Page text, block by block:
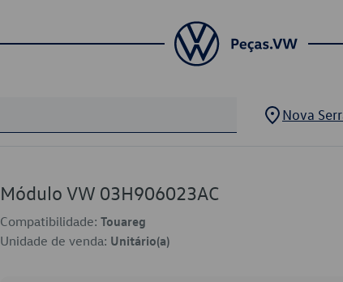
Nova
Módulo VW 03H906023AC
Compatibilidade: Touareg
Unidade de venda: Unitário(a)